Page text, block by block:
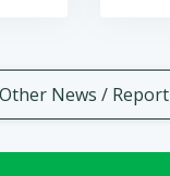
Other News / Report